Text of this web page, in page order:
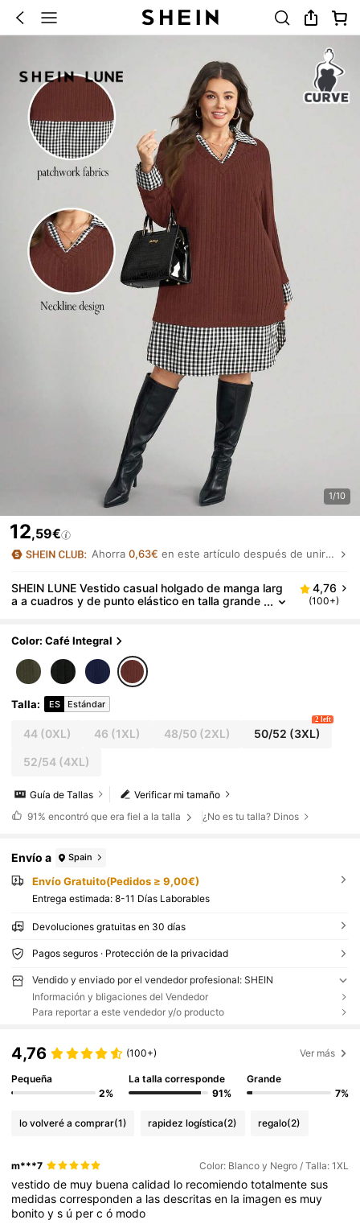
1/10
12,59€
Ahorra 0,63€ en este artículo después de unirte.
SHEIN LUNE Vestido casual holgado de manga larg
a a cuadros y de punto elástico en talla grande
4,76
(100+)
Color: Café Integral
Talla: ES Estándar
44(0XL) 46 (1XL) 48/50(2XL) 50/52 (3XL)
2 left
52/54(4XL)
Verificar mi tamaño
Guía de Tallas
91% encontró que era fiel a la talla ¿No es tu talla? Dinos
Envío a Spain
Envío Gratuito(Pedidos ≥ 9,00€)
Entrega estimada: 8-11 Días Laborables
Devoluciones gratuitas en 30 días
Pagos seguros · Protección de la privacidad
Vendido y enviado por el vendedor profesional: SHEIN
Información y bligaciones del Vendedor
Para reportar a este vendedor y/o producto
4,76 (100+) Ver más
Pequeña
2%
La talla corresponde
91%
Grande
7%
lo volveré a comprar(1) rapidez logística(2) regalo(2)
m***7 Color: Blanco y Negro / Talla: 1XL
vestidode muy buenacalidad lo recomiendototalmentesus
medidascorrespondena lasdescritasen la imagenes muy
bonitoys ú percó modo